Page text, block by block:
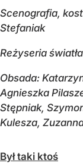
Scenografia,
Stefaniak
Reżyseria
Obsada:
Agnieszka
Stępniak,
Kulesza,
Był taki ktoś